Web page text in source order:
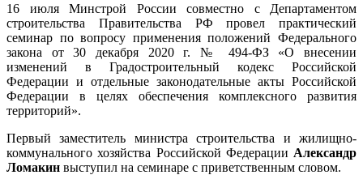
16 июля Минстрой России совместно с Департаментом
строительства Правительства РФ провел практический
семинар по вопросу применения положений Федерального
закона от 30 декабря 2020 г. № 494-ФЗ «О внесении
изменений в Градостроительный кодекс Российской
Федерации и отдельные законодательные акты Российской
Федерации в целях обеспечения комплексного развития
территорий».
Первый заместитель министра строительства и жилищно-
коммунального хозяйства Российской Федерации Александр
Ломакин выступил на семинаре с приветственным словом.